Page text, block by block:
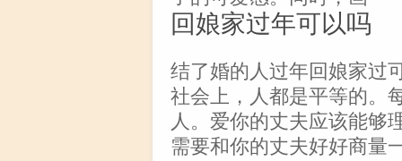
回娘家过年可以吗
结了婚的人过年回娘家过
社会上，人都是平等的。
人。爱你的丈夫应该能够
需要和你的丈夫好好商量